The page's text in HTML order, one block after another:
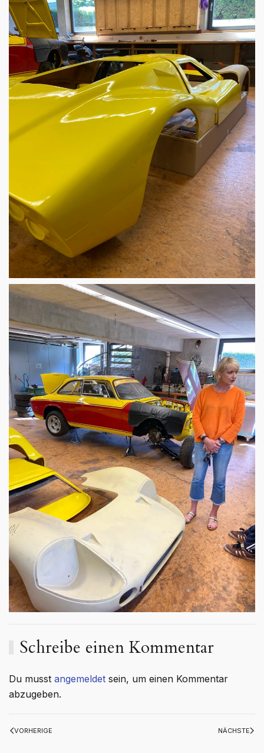
Schreibe einen Kommentar
Du musst angemeldet sein, um einen Kommentar
abzugeben.
VORHERIGE NÄCHSTE